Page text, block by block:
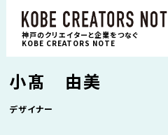
神戸のクリエイターと企業をつなぐ
KOBE CREATORS NOTE
小髙 由美
デザイナー